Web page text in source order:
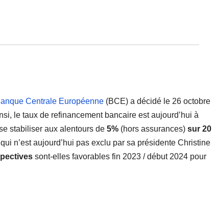
Centrale Européenne (BCE) a décidé le 26 octobre
le taux de refinancement bancaire est aujourd’hui à
stabiliser aux alentours de 5% (hors assurances) sur 20
n’est aujourd’hui pas exclu par sa présidente Christine
sont-elles favorables fin 2023 / début 2024 pour